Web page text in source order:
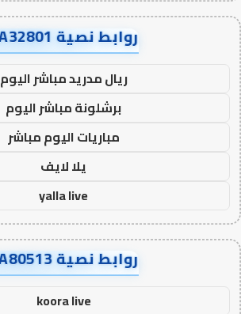
روابط نصية AA32801
ريال مدريد مباشر اليوم
برشلونة مباشر اليوم
مباريات اليوم مباشر
يلا لايف
yalla live
روابط نصية AA80513
koora live